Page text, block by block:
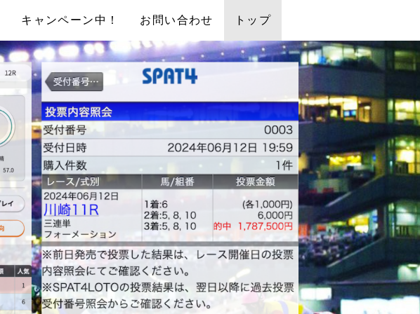
キャンペーン中！ お問い合わせ トップ